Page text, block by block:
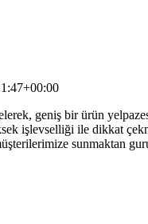
geniş bir ürün
işlevselliği ile dikkat
sunmaktan